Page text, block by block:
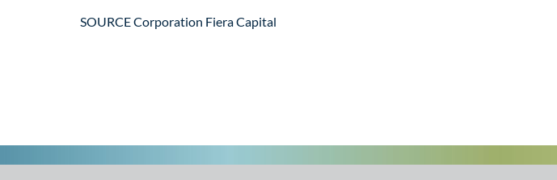
SOURCE Corporation Fiera Capital